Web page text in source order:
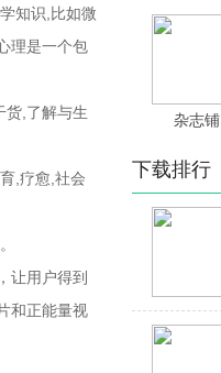
知识,比如微
理是一个包
货,了解与生
,疗愈,社会
让用户得到
和正能量视
杂志铺
下载排行